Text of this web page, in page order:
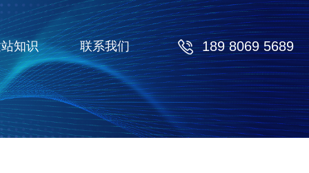
知识 联系我们 189 8069 5689